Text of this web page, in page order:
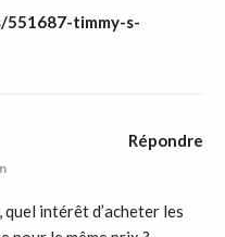
551687-timmy-s-
quel intérêt d’acheter les
Répondre